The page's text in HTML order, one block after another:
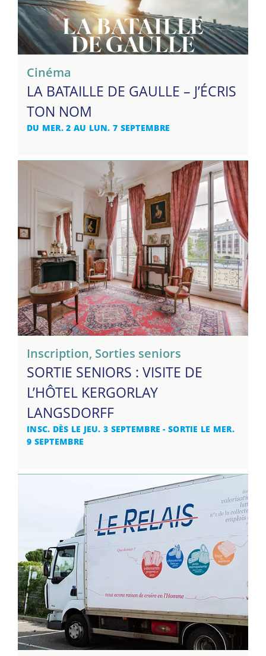
Cinéma
LA BATAILLE DE GAULLE – J’ÉCRIS
TON NOM
DU MER. 2 AU LUN. 7 SEPTEMBRE
Inscription, Sorties seniors
SORTIE SENIORS : VISITE DE
L’HÔTEL KERGORLAY
LANGSDORFF
INSC. DÈS LE JEU. 3 SEPTEMBRE - SORTIE LE MER.
9 SEPTEMBRE